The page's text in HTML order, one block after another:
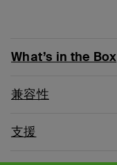
What’s in the Box
兼容性
支援